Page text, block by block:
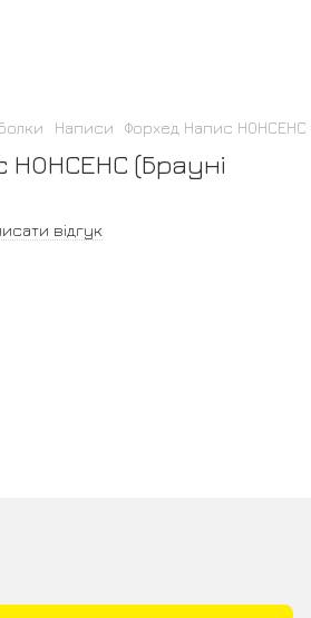
Написи Форхед Напис НОНСЕНС
НОНСЕНС (Брауні
відгук